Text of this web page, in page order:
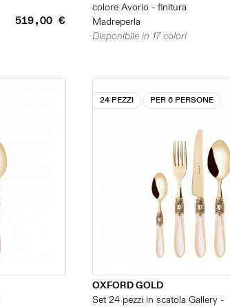
519,00 €
colore Avorio - finitura
Madreperla
Disponibile in 17 colori
24 PEZZI PER 6 PERSONE
OXFORD GOLD
Set 24 pezzi in scatola Gallery -